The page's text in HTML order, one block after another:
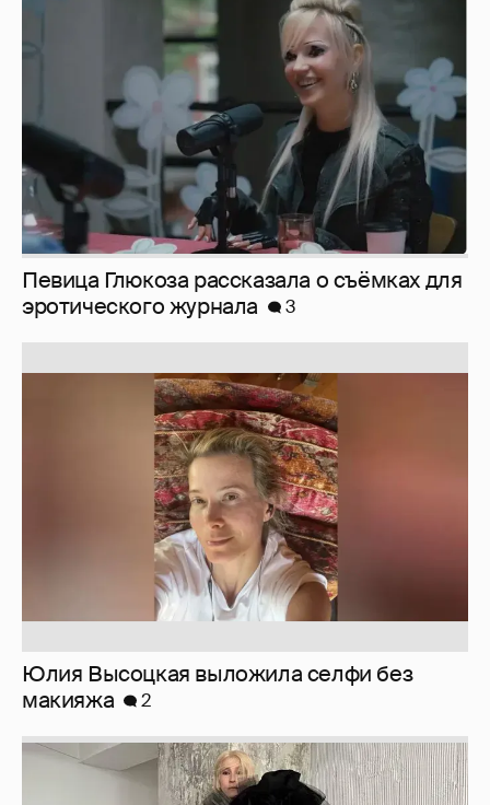
Певица Глюкоза рассказала о съёмках для
эротического журнала
3
Юлия Высоцкая выложила селфи без
макияжа
2